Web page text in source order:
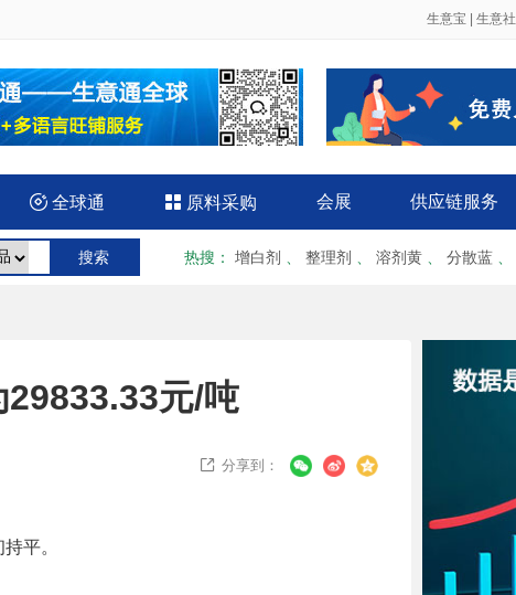
生意宝 生意社
 全球通  原料采购 会展 供应链服务
热搜 ： 增白剂 整理剂 溶剂黄 分散蓝
元/吨
 分享到：
平。